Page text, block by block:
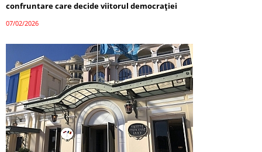
confruntare care decide viitorul democrației
07/02/2026